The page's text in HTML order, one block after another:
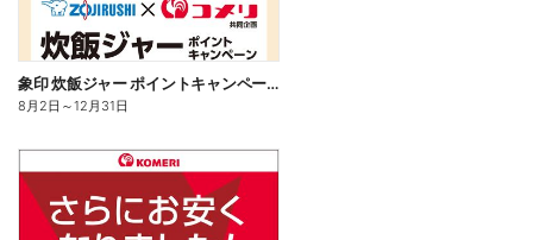
象印 炊飯ジャー ポイントキャンペーン
8月2日 ～12月31日